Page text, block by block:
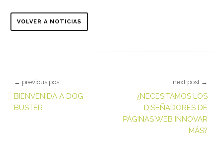
VOLVER A NOTICIAS
← previous post
BIENVENIDA A DOG
BUSTER
next post →
¿NECESITAMOS LOS
DISEÑADORES DE
PÁGINAS WEB INNOVAR
MÁS?